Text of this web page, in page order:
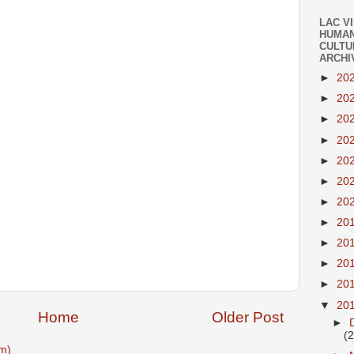
Older Post
Home
LAC
►
►
►
►
►
►
►
►
►
►
►
▼
►